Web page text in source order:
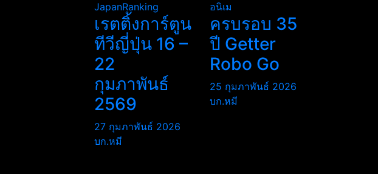
JapanRanking
เรตติ้งการ์ตูน
ทีวีญี่ปุ่น 16 –
22
กุมภาพันธ์
2569
27 กุมภาพันธ์ 2026
บก.หมี
อนิเม
ครบรอบ 35
ปี Getter
Robo Go
25 กุมภาพันธ์ 2026
บก.หมี